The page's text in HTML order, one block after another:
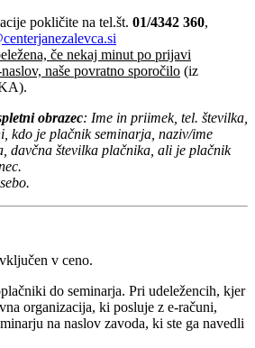
pokličite na tel.št. 01/4342 360,
če nekaj minut po prijavi
naše povratno sporočilo (iz
obrazec: Ime in priimek, tel. številka,
kdo je plačnik seminarja, naziv/ime
davčna številka plačnika, ali je plačnik
v ceno.
do seminarja. Pri udeležencih, kjer
organizacija, ki posluje z e-računi,
na naslov zavoda, ki ste ga navedli